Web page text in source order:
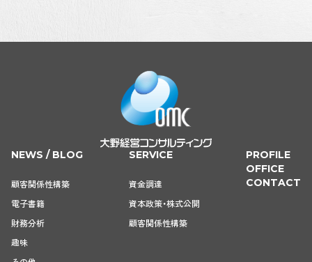
NEWS / BLOG
顧客関係性構築
電子書籍
財務分析
趣味
SERVICE
資金調達
資本政策・株式公開
顧客関係性構築
PROFILE
OFFICE
CONTACT